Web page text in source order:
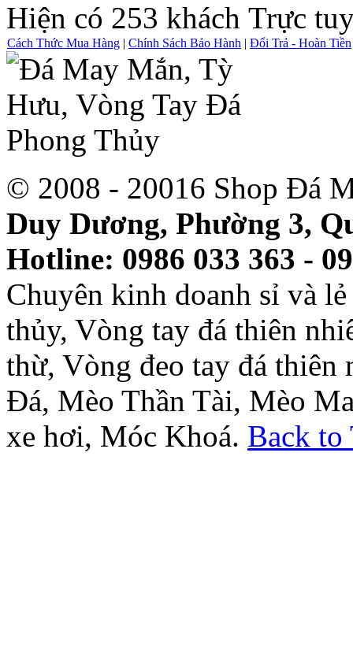
Hiện có 253 khách Trực
Cách Thức Mua Hàng | Chính Sách Bảo Hành | Đổi Trả - Hoàn Tiền
© 2008 - 20016 Shop Đá
Duy Dương, Phường 3,
Hotline: 0986 033 363 -
Chuyên kinh doanh sỉ và
thủy, Vòng tay đá thiên
thừ, Vòng đeo tay đá thiên
Đá, Mèo Thần Tài, Mèo
xe hơi, Móc Khoá. Back to